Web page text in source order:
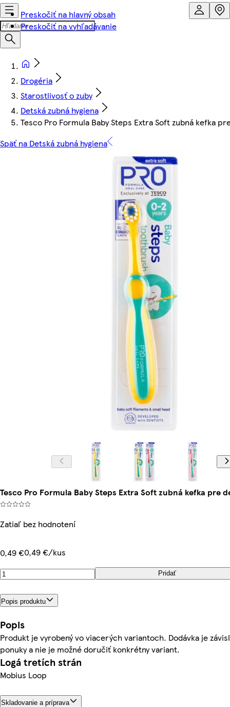
Preskočiť na hlavný obsah
Preskočiť na vyhľadávanie
Drogéria
Starostlivosť o zuby
Detská zubná hygiena
Tesco Pro Formula Baby Steps Extra Soft zubná kefka
Späť na Detská zubná hygiena
Tesco Pro Formula Baby Steps Extra Soft zubná kefka pre
Zatiaľ bez hodnotení
0,49 €0,49 €/kus
Pridať
Popis produktu
Popis
Produkt je vyrobený vo viacerých variantoch. Dodávka je
ponuky a nie je možné doručiť konkrétny variant.
Logá tretích strán
Mobius Loop
Skladovanie a príprava